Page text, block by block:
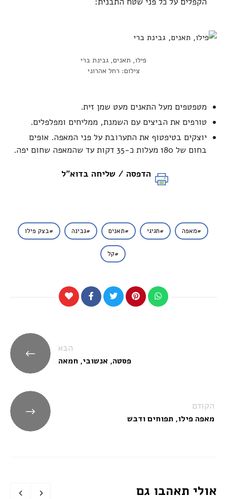
פילו, תאנים, גבינת ברי
צילום: רחל אהרוני
מטפטפים מעל התאנים מעט שמן זית.
טורפים את הביצים עם השמנת, ממליחים ומפלפלים.
יוצקים בטיפטוף את התערובת על פני המאפה. אופים
בחום של 180 מעלות כ-35 דקות עד שהמאפה שחום יפה.
הדפסה / שליחה בדוא"ל
מאפה חגיגי תאנים גבינה בצק פילו
קל
הבא
פסטה, אנשובי, חמאה
הקודם
מאפה פילו, תפוחים ודבש
אולי תאהבו גם